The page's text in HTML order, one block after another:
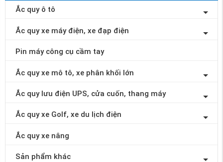
Ắc quy ô tô
Ắc quy xe máy điện, xe đạp điện
Pin máy công cụ cầm tay
Ắc quy xe mô tô, xe phân khối lớn
Ắc quy lưu điện UPS, cửa cuốn, thang máy
Ắc quy xe Golf, xe du lịch điện
Ắc quy xe nâng
Sản phẩm khác